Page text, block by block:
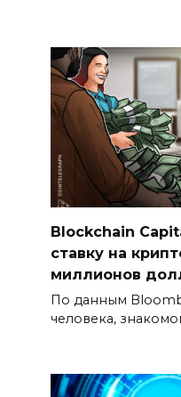
Blockchain
ставку на
миллионов
По данным
человека,